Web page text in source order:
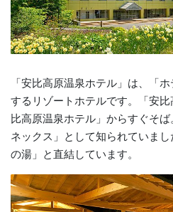
「安比高原温泉ホテル」は、「
するリゾートホテルです。「安
比高原温泉ホテル」からすぐそ
ネックス」として知られていま
の湯」と直結しています。